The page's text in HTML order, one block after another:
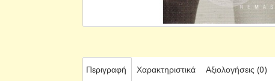
Περιγραφή Χαρακτηριστικά Αξιολογήσεις (0)